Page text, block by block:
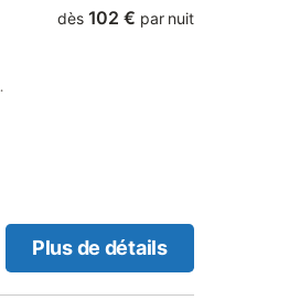
dès 102 € par nuit
Plus de détails